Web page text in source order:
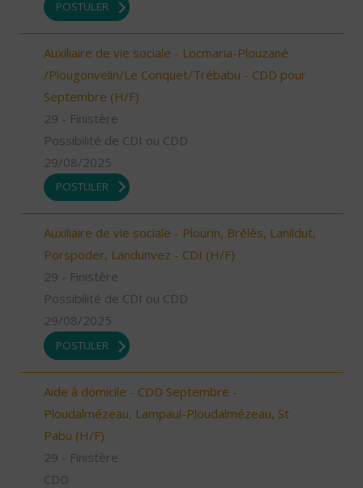
POSTULER
Auxiliaire de vie sociale - Locmaria-Plouzané
/Plougonvelin/Le Conquet/Trébabu - CDD pour
Septembre (H/F)
29 - Finistère
Possibilité de CDI ou CDD
29/08/2025
POSTULER
Auxiliaire de vie sociale - Plourin, Brélès, Lanildut,
Porspoder, Landunvez - CDI (H/F)
29 - Finistère
Possibilité de CDI ou CDD
29/08/2025
POSTULER
Aide à domicile - CDD Septembre -
Ploudalmézeau, Lampaul-Ploudalmézeau, St
Pabu (H/F)
29 - Finistère
CDD